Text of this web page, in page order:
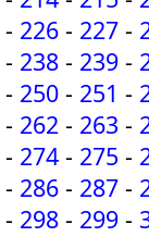
- 226 - 227 -
- 238 - 239 -
- 250 - 251 -
- 262 - 263 -
- 274 - 275 -
- 286 - 287 -
- 298 - 299 -